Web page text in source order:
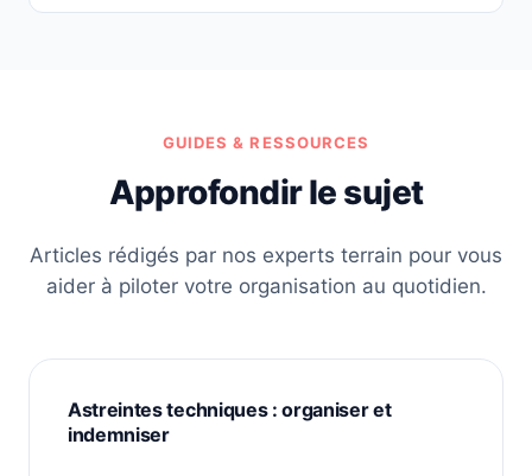
GUIDES & RESSOURCES
Approfondir le sujet
Articles rédigés par nos experts terrain pour vous
aider à piloter votre organisation au quotidien.
Astreintes techniques : organiser et
indemniser